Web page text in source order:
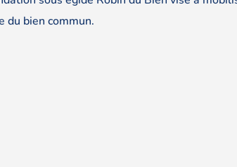
du bien commun.